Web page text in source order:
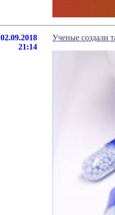
02.09.2018
21:14
Ученые создали